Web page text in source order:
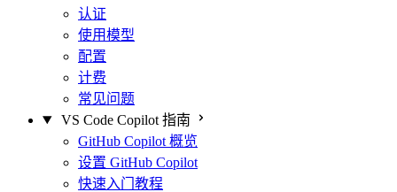
认证
使用模型
配置
计费
常见问题
VS Code Copilot 指南
GitHub Copilot 概览
设置 GitHub Copilot
快速入门教程